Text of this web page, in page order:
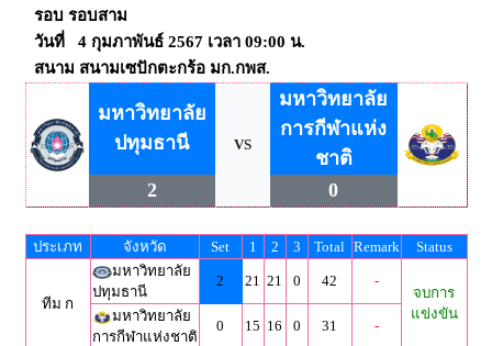
รอบ รอบสาม
วันที่ 4 กุมภาพันธ์ 2567 เวลา 09:00 น.
สนาม สนามเซปักตะกร้อ มก.กพส.
มหาวิทยาลัย
ปทุมธานี
VS
มหาวิทยาลัย
การกีฬาแห่ง
ชาติ
2
0
ประเภท จังหวัด Set 1 2 3 Total Remark Status
ทีม ก
มหาวิทยาลัย
ปทุมธานี
2 21 21 0 42 -
จบการ
แข่งขัน
มหาวิทยาลัย
การกีฬาแห่งชาติ
0 15 16 0 31 -